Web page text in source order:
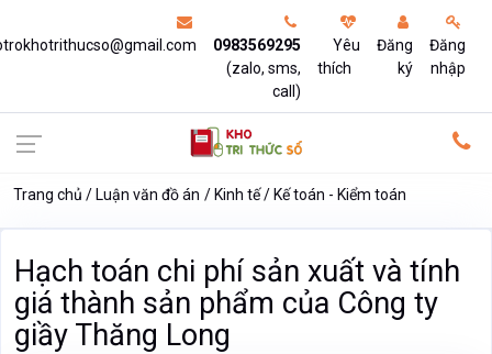
0983569295
(zalo, sms,
call)
Yêu
thích
Đăng
ký
Đăng
nhập
Trang chủ Luận văn đồ án Kinh tế Kế toán - Kiểm toán
Hạch toán chi phí sản xuất và tính
giá thành sản phẩm của Công ty
giầy Thăng Long